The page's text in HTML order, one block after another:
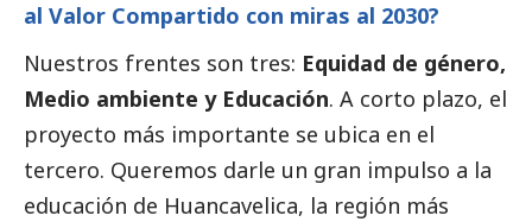
al Valor Compartido con miras al 2030?
Nuestros frentes son tres: Equidad de género,
Medio ambiente y Educación. A corto plazo, el
proyecto más importante se ubica en el
tercero. Queremos darle un gran impulso a la
educación de Huancavelica, la región más